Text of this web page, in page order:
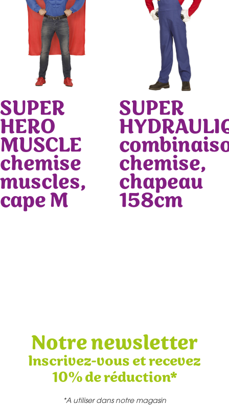
SUPER
HERO
MUSCLE
chemise
muscles,
cape M
SUPER
chemise,
chapeau
158cm
Notre newsletter
Inscrivez-vous et recevez
10% de réduction*
*A utiliser dans notre magasin